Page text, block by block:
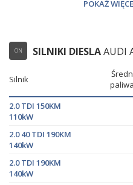
POKAŻ
ON SILNIKI DIESLAAUDI
Silnik
2.0 TDI 150KM
110kW
2.0 40 TDI 190KM
140kW
2.0 TDI 190KM
140kW